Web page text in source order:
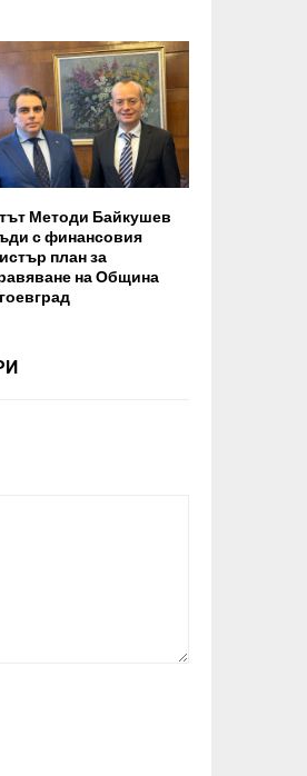
Методи Байкушев
с финансовия
план за
на Община